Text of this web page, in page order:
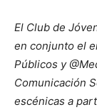
El Club de
en conjunto el
Públicos y
Comunicación
escénicas a